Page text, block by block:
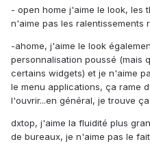
- open home j'aime le look, les
n'aime pas les ralentissements
-ahome, j'aime le look
personnalisation poussé (mais
certains widgets) et je n'aime
le menu applications, ça rame
l'ouvrir...en général, je trouve
dxtop, j'aime la fluidité plus
de bureaux, je n'aime pas le